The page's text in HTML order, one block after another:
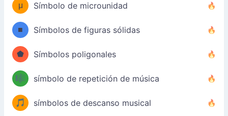
μ Símbolo de microunidad
■ Símbolos de figuras sólidas
⬟ Símbolos poligonales
🎼 símbolo de repetición de música
🎵 símbolos de descanso musical